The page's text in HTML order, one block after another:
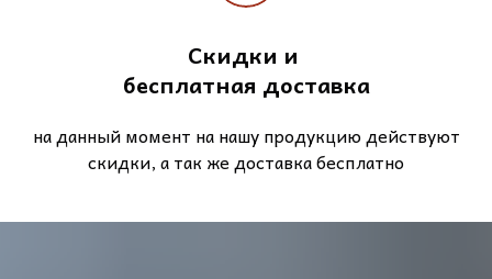
Скидки и
бесплатная доставка
на данный момент на нашу продукцию действуют
скидки, а так же доставка бесплатно